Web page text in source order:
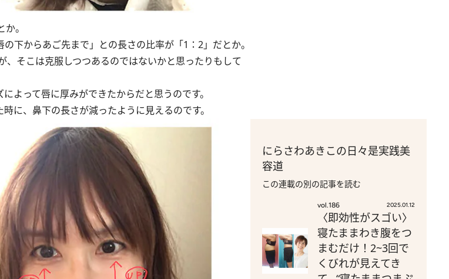
。
下からあご先まで」との長さの比率が「1：2」だとか。
そこは克服しつつあるのではないかと思ったりもして
よって唇に厚みができたからだと思うのです。
に、鼻下の長さが減ったように見えるのです。
にらさわあきこの日々是実践美
容道
この連載の別の記事を読む
vol.186 2025.01.12
〈即効性がスゴい〉
寝たままわき腹をつ
まむだけ！2~3回で
くびれが見えてき